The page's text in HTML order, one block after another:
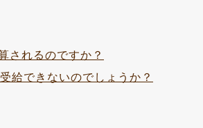
されるのですか？
給できないのでしょうか？